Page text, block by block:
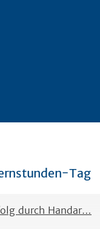
Tag
durch Handar…